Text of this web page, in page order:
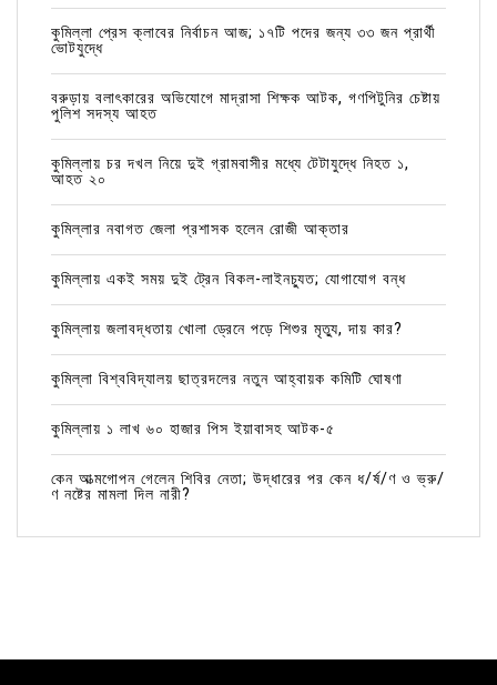
কুমিল্লা প্রেস ক্লাবের নির্বাচন আজ; ১৭টি পদের জন্য ৩৩ জন প্রার্থী
ভোটযুদ্ধে
বরুড়ায় বলাৎকারের অভিযোগে মাদ্রাসা শিক্ষক আটক, গণপিটুনির চেষ্টায়
পুলিশ সদস্য আহত
কুমিল্লায় চর দখল নিয়ে দুই গ্রামবাসীর মধ্যে টেটাযুদ্ধে নিহত ১,
আহত ২০
কুমিল্লার নবাগত জেলা প্রশাসক হলেন রোজী আক্তার
কুমিল্লায় একই সময় দুই ট্রেন বিকল-লাইনচ্যুত; যোগাযোগ বন্ধ
কুমিল্লায় জলাবদ্ধতায় খোলা ড্রেনে পড়ে শিশুর মৃত্যু, দায় কার?
কুমিল্লা বিশ্ববিদ্যালয় ছাত্রদলের নতুন আহ্বায়ক কমিটি ঘোষণা
কুমিল্লায় ১ লাখ ৬০ হাজার পিস ইয়াবাসহ আটক-৫
কেন আত্মগোপন গেলেন শিবির নেতা; উদ্ধারের পর কেন ধ/র্ষ/ণ ও ভ্রু/
ণ নষ্টের মামলা দিল নারী?